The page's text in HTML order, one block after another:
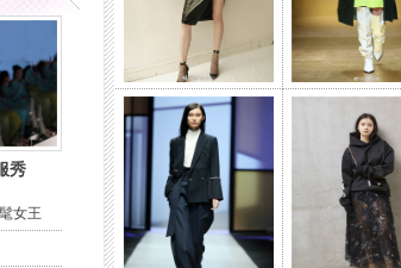
秀
女王